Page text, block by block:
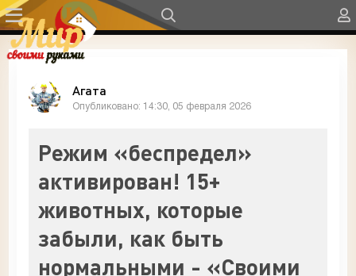
Агата
Опубликовано: 14:30, 05 февраля 2026
Режим «беспредел»
активирован! 15+
животных, которые
забыли, как быть
нормальными - «Своими